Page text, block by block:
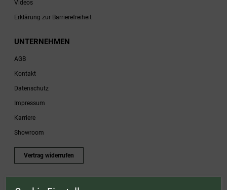
Videos
Erklärung zur Barrierefreiheit
UNTERNEHMEN
AGB
Kontakt
Datenschutz
Impressum
Karriere
Showroom
Vertrag widerrufen